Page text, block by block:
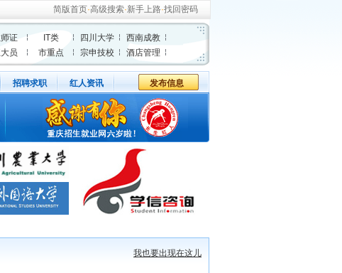
简版首页·高级搜索·新手上路·找回密码
证 IT类 四川大学
西南成教
员 市重点 宗申技校 酒店管理
招聘求职 红人资讯 发布信息
我也要出现在这儿